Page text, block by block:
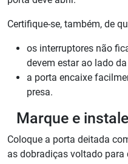
Certifique-se, também, de
os interruptores não
devem estar ao lado
a porta encaixe
presa.
Marque e
Coloque a porta deitada
as dobradiças voltado para